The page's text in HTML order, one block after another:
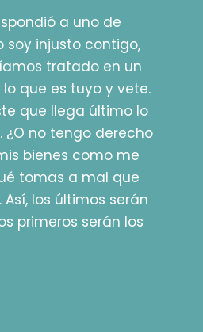
a uno de
soy injusto contigo,
tratado en un
que es tuyo y vete.
que llega último lo
¿O no tengo derecho
bienes como me
tomas a mal que
Así, los últimos serán
primeros serán los